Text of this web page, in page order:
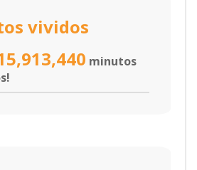
vividos
minutos